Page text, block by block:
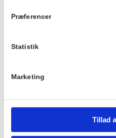
Præferencer
Statistik
Marketing
Tillad
4. september 2025
8:30 - 9:30
DKK 50
Hornbækhus